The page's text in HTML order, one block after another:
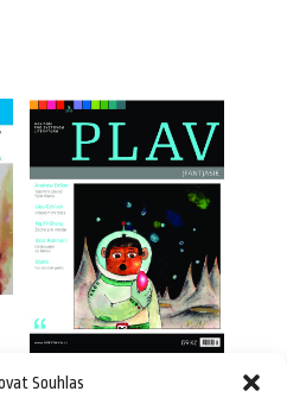
Souhlas